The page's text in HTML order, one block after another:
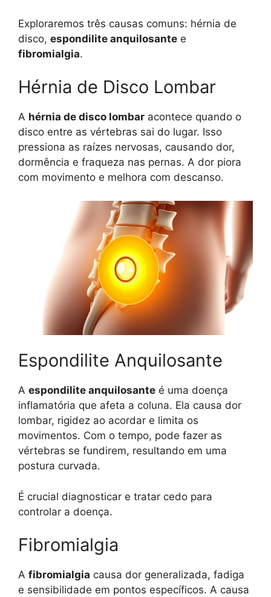
Exploraremos três causas comuns: hérnia de
disco, espondilite anquilosante e
fibromialgia.
Hérnia de Disco Lombar
A hérnia de disco lombar acontece quando o
disco entre as vértebras sai do lugar. Isso
pressiona as raízes nervosas, causando dor,
dormência e fraqueza nas pernas. A dor piora
com movimento e melhora com descanso.
Espondilite Anquilosante
A espondilite anquilosante é uma doença
inflamatória que afeta a coluna. Ela causa dor
lombar, rigidez ao acordar e limita os
movimentos. Com o tempo, pode fazer as
vértebras se fundirem, resultando em uma
postura curvada.
É crucial diagnosticar e tratar cedo para
controlar a doença.
Fibromialgia
A fibromialgia causa dor generalizada, fadiga
e sensibilidade em pontos específicos. A causa